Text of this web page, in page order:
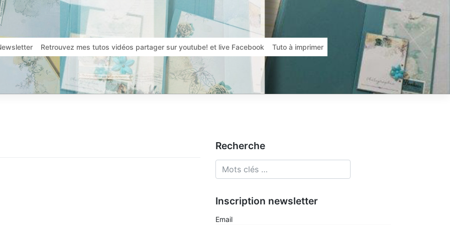
Retrouvez mes tutos vidéos partager sur youtube! et live Facebook Tuto à imprimer
Recherche
Inscription newsletter
Email